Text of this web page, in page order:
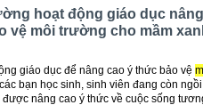
hoạt động giáo dục
vệ môi trường cho mầm
giáo dục để nâng cao ý thức bảo vệ
bạn học sinh, sinh viên đang còn
được nâng cao ý thức về cuộc sống